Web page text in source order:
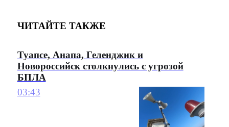
ЧИТАЙТЕ ТАКЖЕ
Туапсе, Анапа, Геленджик и
Новороссийск столкнулись с угрозой
БПЛА
03:43